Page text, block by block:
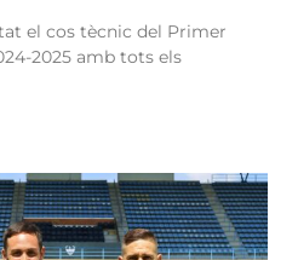
el cos tècnic del Primer
2025 amb tots els